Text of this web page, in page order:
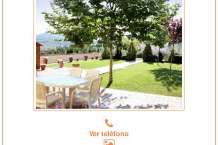
Ver teléfono